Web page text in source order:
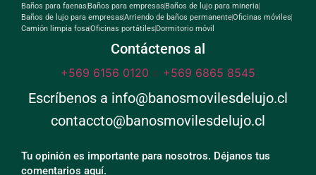
Baños para faenas Baños para empresas Baños de lujo para mineria
Baños de lujo para empresasArriendo de baños permanenteOficinas móviles
Camión limpia fosaOficinas portátiles Dormitorio móvil
Contáctenos al
+569 6156 0120 o +569 6865 8545
Escríbenos a info@banosmovilesdelujo.cl
contaccto@banosmovilesdelujo.cl
Tu opinión es importante para nosotros. Déjanos tus
comentarios aquí.